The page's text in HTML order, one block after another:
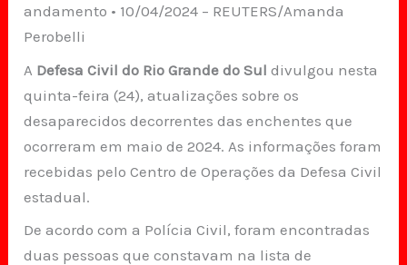
andamento • 10/04/2024 – REUTERS/Amanda
Perobelli
A Defesa Civil do Rio Grande do Sul divulgou nesta
quinta-feira (24), atualizações sobre os
desaparecidos decorrentes das enchentes que
ocorreram em maio de 2024. As informações foram
recebidas pelo Centro de Operações da Defesa Civil
estadual.
De acordo com a Polícia Civil, foram encontradas
duas pessoas que constavam na lista de